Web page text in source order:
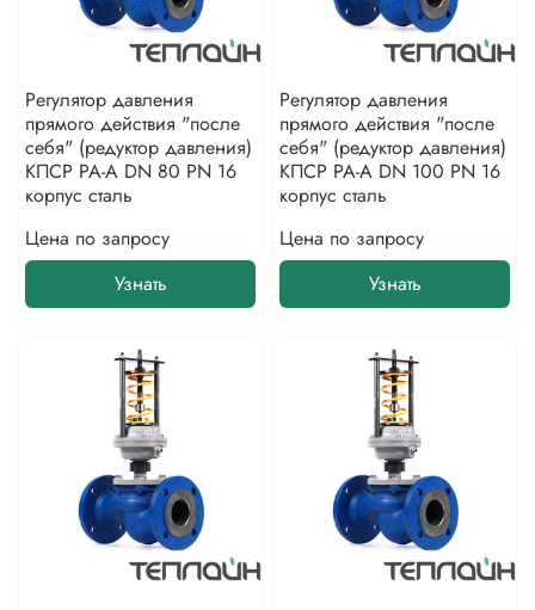
Регулятор давления
прямого действия "после
себя" (редуктор давления)
КПСР РА-А DN 80 PN 16
корпус сталь
Цена по запросу
Узнать
Регулятор давления
прямого действия "после
себя" (редуктор давления)
КПСР РА-А DN 100 PN 16
корпус сталь
Цена по запросу
Узнать